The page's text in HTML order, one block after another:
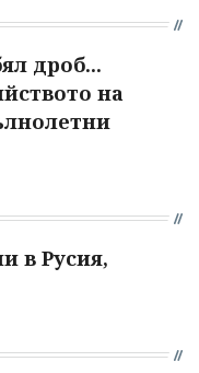
дроб...
на
в Русия,